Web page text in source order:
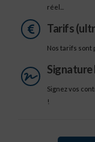
réel...
Tarifs
Nos tarifs sont
Signez vos
!